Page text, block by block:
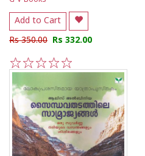
Add to Cart
Rs 350.00 Rs 332.00
5
4
3
2
1